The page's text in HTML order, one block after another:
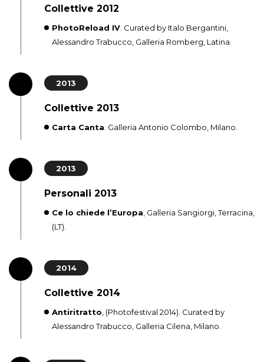
Collettive 2012
PhotoReload IV . Curated by Italo Bergantini,
Alessandro Trabucco, Galleria Romberg, Latina.
2013
Collettive 2013
Carta Canta . Galleria Antonio Colombo, Milano.
2013
Personali 2013
Ce lo chiede l’Europa , Galleria Sangiorgi, Terracina,
(LT).
2014
Collettive 2014
Antiritratto , (Photofestival 2014). Curated by
Alessandro Trabucco, Galleria Cilena, Milano.